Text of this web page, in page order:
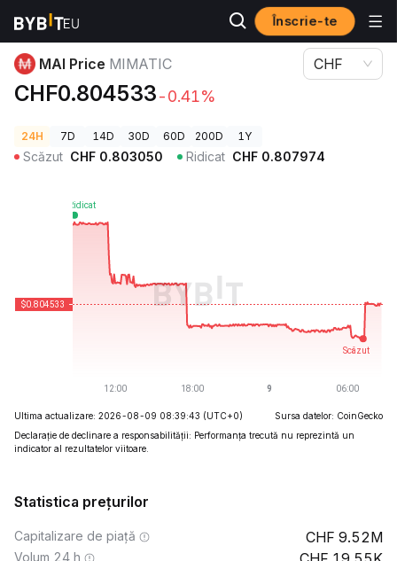
Înscrie-te
Prețuri Crypto
MAI Price MIMATIC
CHF0.804533-0.41%
CHF
24H 7D 14D 30D 60D 200D 1Y
Scăzut CHF 0.803050 Ridicat CHF 0.807974
Ultima actualizare: 2026-08-09 08:39:43 (UTC+0)
Sursa datelor: CoinGecko
Declarație de declinare a responsabilității: Performanța trecută nu reprezintă un
indicator al rezultatelor viitoare.
Statistica prețurilor
Capitalizare de piață 9.52M
Volum 24 h